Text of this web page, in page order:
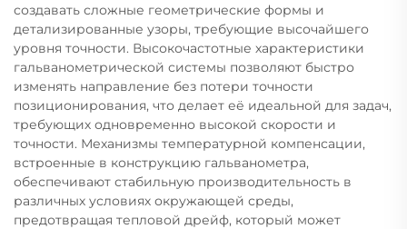
создавать сложные геометрические формы и
детализированные узоры, требующие высочайшего
уровня точности. Высокочастотные характеристики
гальванометрической системы позволяют быстро
изменять направление без потери точности
позиционирования, что делает её идеальной для задач,
требующих одновременно высокой скорости и
точности. Механизмы температурной компенсации,
встроенные в конструкцию гальванометра,
обеспечивают стабильную производительность в
различных условиях окружающей среды,
предотвращая тепловой дрейф, который может